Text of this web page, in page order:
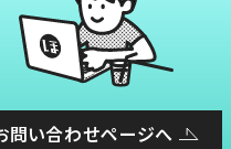
問い合わせページへ